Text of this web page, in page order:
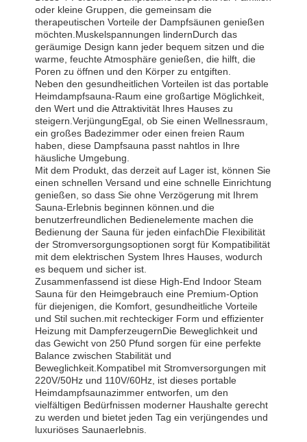
Startseite Produkte Über Uns Fabrik Tour
Qualitätskont
Rolle
Kontakt Nachrichten Plaudern Sie
Jetzt
Schalldichte Büro-Hülse
Außenbüro-Pod
Dampfsauna-Zimmer
oder kleine Gruppen, die gemeinsam die
therapeutischen Vorteile der Dampfsäunen genießen
möchten.Muskelspannungen lindernDurch das
geräumige Design kann jeder bequem sitzen und die
warme, feuchte Atmosphäre genießen, die hilft, die
Poren zu öffnen und den Körper zu entgiften.
Neben den gesundheitlichen Vorteilen ist das portable
Heimdampfsauna-Raum eine großartige Möglichkeit,
den Wert und die Attraktivität Ihres Hauses zu
steigern.VerjüngungEgal, ob Sie einen Wellnessraum,
ein großes Badezimmer oder einen freien Raum
haben, diese Dampfsauna passt nahtlos in Ihre
häusliche Umgebung.
Mit dem Produkt, das derzeit auf Lager ist, können Sie
einen schnellen Versand und eine schnelle Einrichtung
genießen, so dass Sie ohne Verzögerung mit Ihrem
Sauna-Erlebnis beginnen können.und die
benutzerfreundlichen Bedienelemente machen die
Bedienung der Sauna für jeden einfachDie Flexibilität
der Stromversorgungsoptionen sorgt für Kompatibilität
mit dem elektrischen System Ihres Hauses, wodurch
es bequem und sicher ist.
Zusammenfassend ist diese High-End Indoor Steam
Sauna für den Heimgebrauch eine Premium-Option
für diejenigen, die Komfort, gesundheitliche Vorteile
und Stil suchen.mit rechteckiger Form und effizienter
Heizung mit DampferzeugernDie Beweglichkeit und
das Gewicht von 250 Pfund sorgen für eine perfekte
Balance zwischen Stabilität und
Beweglichkeit.Kompatibel mit Stromversorgungen mit
220V/50Hz und 110V/60Hz, ist dieses portable
Heimdampfsaunazimmer entworfen, um den
vielfältigen Bedürfnissen moderner Haushalte gerecht
zu werden und bietet jeden Tag ein verjüngendes und
luxuriöses Saunaerlebnis.